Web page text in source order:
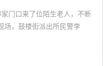
门口来了位陌生老人，不断
，鼓楼街派出所民警李